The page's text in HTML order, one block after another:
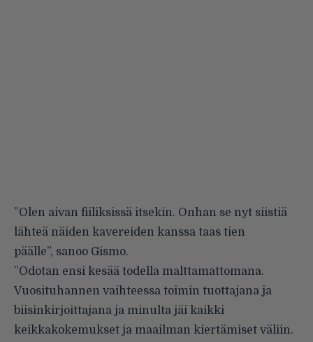
”Olen aivan fiiliksissä itsekin. Onhan se nyt siistiä
lähteä näiden kavereiden kanssa taas tien
päälle”, sanoo Gismo.
”Odotan ensi kesää todella malttamattomana.
Vuosituhannen vaihteessa toimin tuottajana ja
biisinkirjoittajana ja minulta jäi kaikki
keikkakokemukset ja maailman kiertämiset väliin.